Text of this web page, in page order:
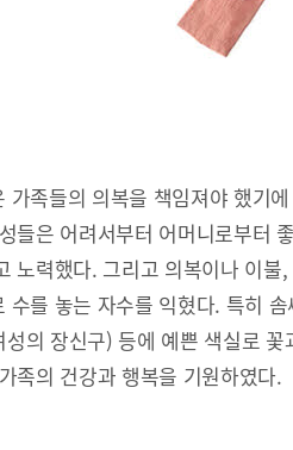
가족들의 의복을 책임져야 했기
들은 어려서부터 어머니로부터
노력했다. 그리고 의복이나 이불
수를 놓는 자수를 익혔다. 특히
의 장신구) 등에 예쁜 색실로
족의 건강과 행복을 기원하였다.